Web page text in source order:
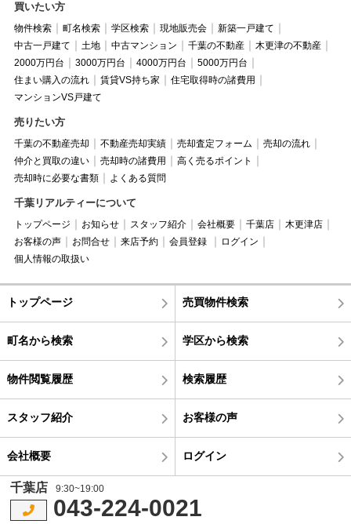
買いたい方
物件検索 町名検索 学区検索 現地販売会
新築一戸建て
中古一戸建て
土地 中古マンション 千葉の不動産
木更津の不動産
2000万円台
3000万円台 4000万円台
5000万円台
住まい購入の流れ
賃貸VS持ち家
住宅取得時の諸費用
マンションVS戸建て
売りたい方
千葉の不動産売却 不動産売却実績 売却査定フォーム
売却の流れ
仲介と買取の違い
売却時の諸費用
高く売るポイント
売却時に必要な書類
よくある質問
千葉リアルティーについて
トップページ お知らせ スタッフ紹介 会社概要 千葉店
木更津店
お客様の声
お問合せ 来店予約 会員登録
ログイン
個人情報の取扱い
トップページ 売買物件検索
町名から検索 学区から検索
物件閲覧履歴 検索履歴
スタッフ紹介 お客様の声
会社概要 ログイン
千葉店 9:30~19:00
043-224-0021